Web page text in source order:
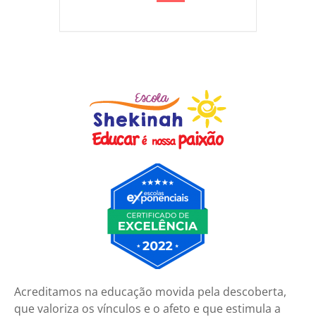
Acreditamos na educação movida pela descoberta,
que valoriza os vínculos e o afeto e que estimula a